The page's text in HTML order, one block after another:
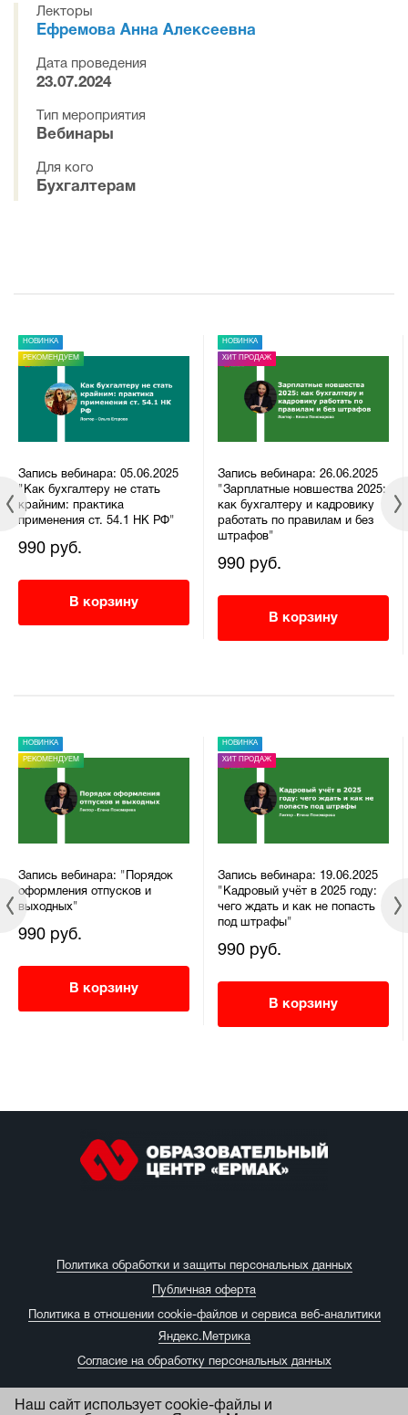
Лекторы
Ефремова Анна Алексеевна
Дата проведения
23.07.2024
Тип мероприятия
Вебинары
Для кого
Бухгалтерам
НОВИНКА
РЕКОМЕНДУЕМ
Запись вебинара: 05.06.2025
"Как бухгалтеру не стать
крайним: практика
применения ст. 54.1 НК РФ"
990 руб.
В корзину
НОВИНКА
ХИТ ПРОДАЖ
Запись вебинара: 26.06.2025
"Зарплатные новшества 2025:
как бухгалтеру и кадровику
работать по правилам и без
штрафов"
990 руб.
В корзину
НОВИНКА
РЕКОМЕНДУЕМ
Запись вебинара: "Порядок
оформления отпусков и
выходных"
990 руб.
В корзину
НОВИНКА
ХИТ ПРОДАЖ
Запись вебинара: 19.06.2025
"Кадровый учёт в 2025 году:
чего ждать и как не попасть
под штрафы"
990 руб.
В корзину
Политика обработки и защиты персональных данных
Публичная оферта
Политика в отношении cookie-файлов и сервиса веб-аналитики
Яндекс.Метрика
Согласие на обработку персональных данных
Наш сайт использует cookie-файлы и